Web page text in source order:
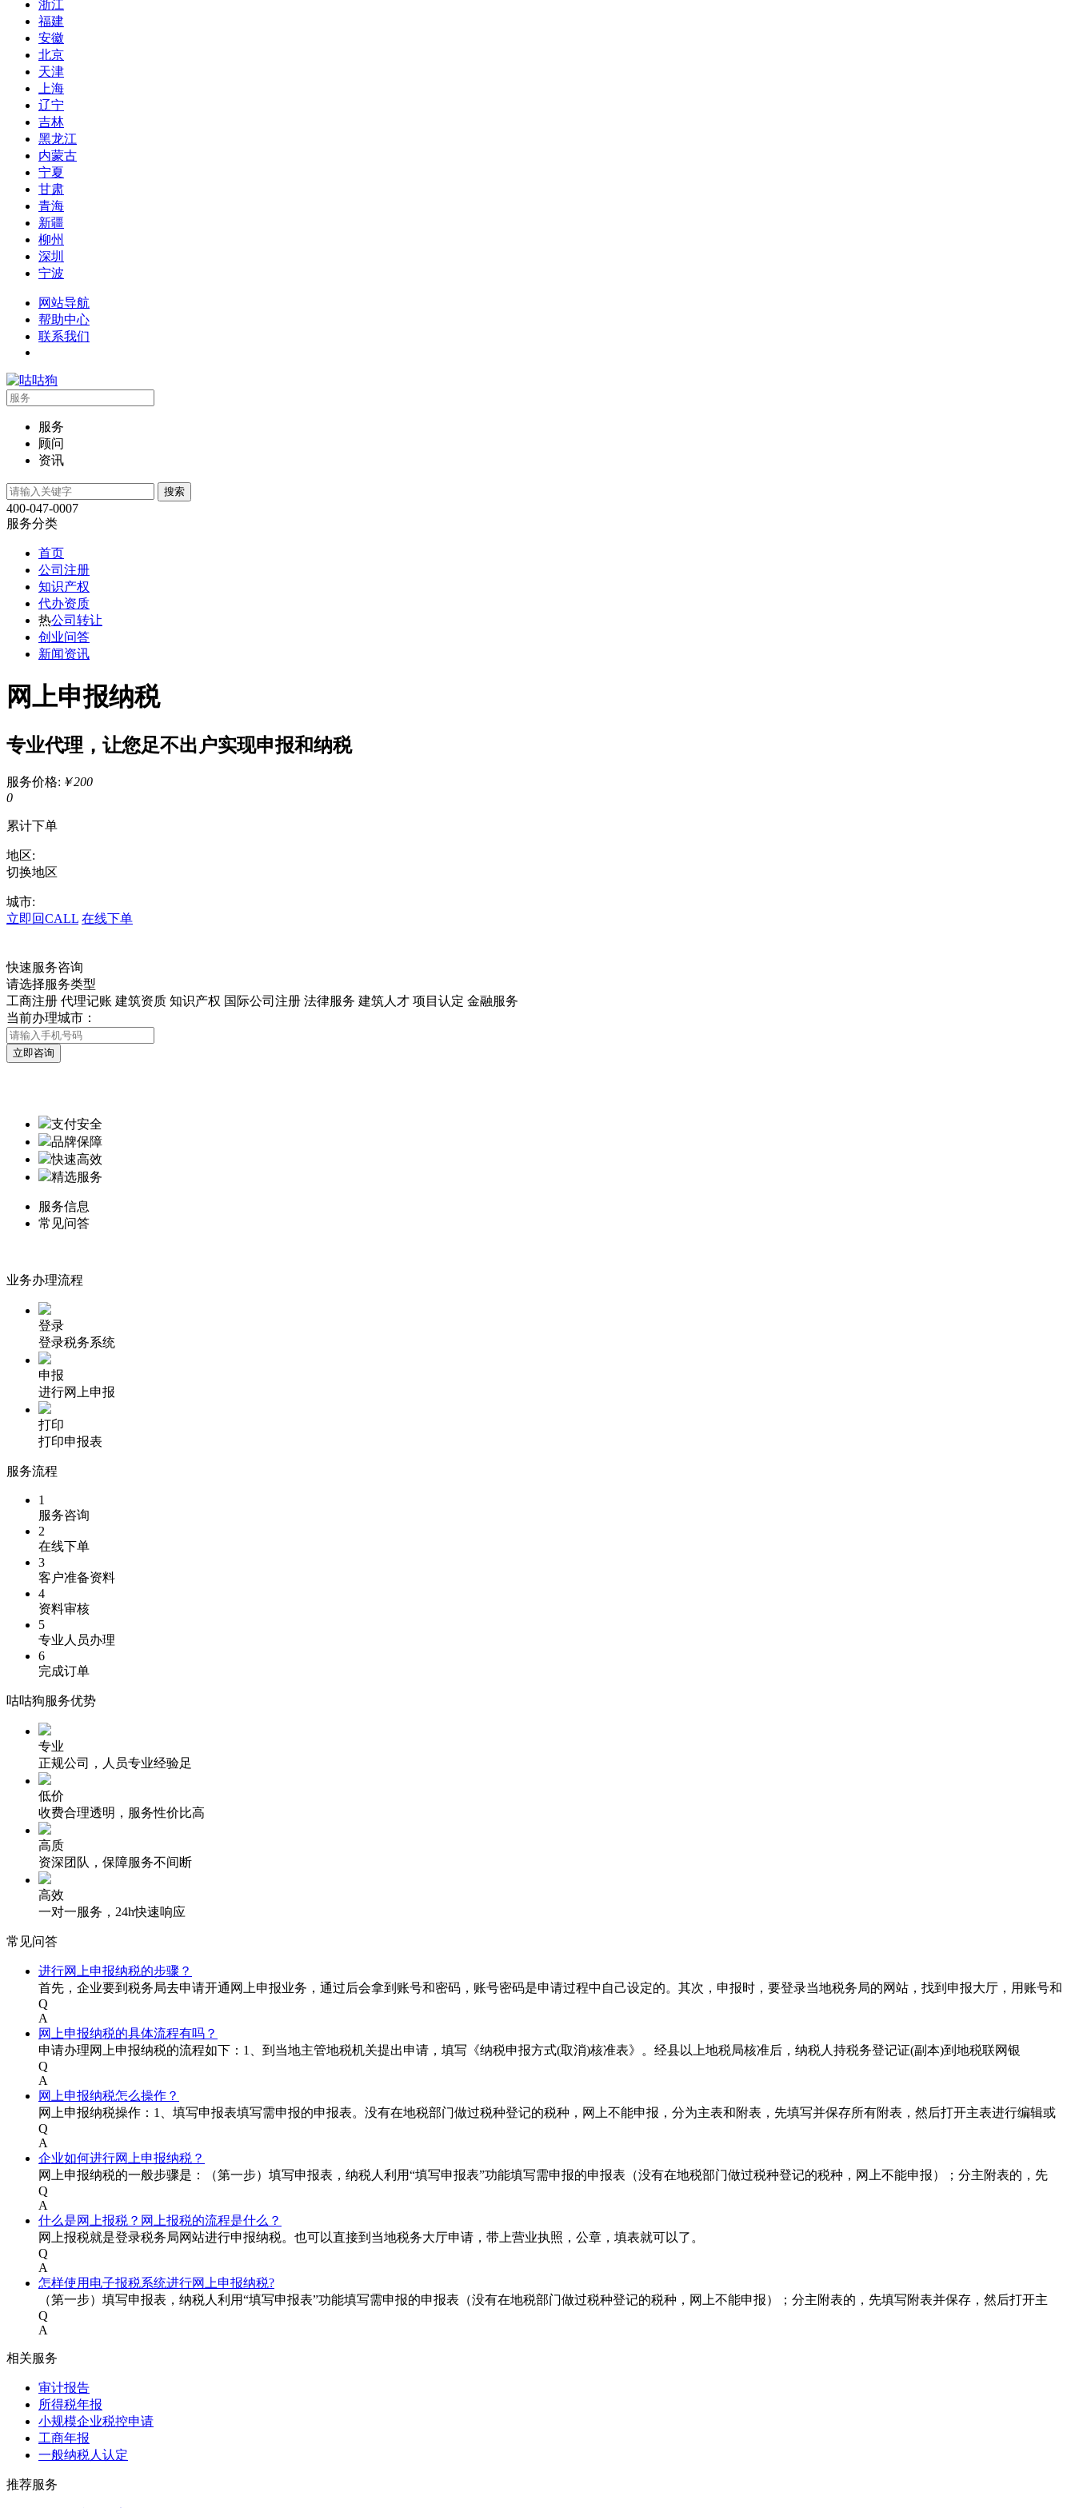
浙江
福建
安徽
北京
天津
上海
辽宁
吉林
黑龙江
内蒙古
宁夏
甘肃
青海
新疆
柳州
深圳
宁波
网站导航
帮助中心
联系我们
服务
顾问
资讯
400-047-0007
服务分类
首页
公司注册
知识产权
代办资质
热公司转让
创业问答
新闻资讯
网上申报纳税
专业代理，让您足不出户实现申报和纳税
服务价格: ￥200
0
累计下单
地区:
切换地区
城市:
立即回CALL 在线下单
快速服务咨询
请选择服务类型
工商注册 代理记账 建筑资质 知识产权 国际公司注册 法律服务 建筑人才 项目认定 金融服务
当前办理城市：
支付安全
品牌保障
快速高效
精选服务
服务信息
常见问答
业务办理流程
登录
登录税务系统
申报
进行网上申报
打印
打印申报表
服务流程
1
服务咨询
2
在线下单
3
客户准备资料
4
资料审核
5
专业人员办理
6
完成订单
咕咕狗服务优势
专业
正规公司，人员专业经验足
低价
收费合理透明，服务性价比高
高质
资深团队，保障服务不间断
高效
一对一服务，24h快速响应
常见问答
进行网上申报纳税的步骤？
首先，企业要到税务局去申请开通网上申报业务，通过后会拿到账号和密码，账号密码是申请过程中自己设定的。其次，申报时，要登录当地税务局的网站，找到申报大厅，用账号和
Q
A
网上申报纳税的具体流程有吗？
申请办理网上申报纳税的流程如下：1、到当地主管地税机关提出申请，填写《纳税申报方式(取消)核准表》。经县以上地税局核准后，纳税人持税务登记证(副本)到地税联网银
Q
A
网上申报纳税怎么操作？
网上申报纳税操作：1、填写申报表填写需申报的申报表。没有在地税部门做过税种登记的税种，网上不能申报，分为主表和附表，先填写并保存所有附表，然后打开主表进行编辑或
Q
A
企业如何进行网上申报纳税？
网上申报纳税的一般步骤是：（第一步）填写申报表，纳税人利用“填写申报表”功能填写需申报的申报表（没有在地税部门做过税种登记的税种，网上不能申报）；分主附表的，先
Q
A
什么是网上报税？网上报税的流程是什么？
网上报税就是登录税务局网站进行申报纳税。也可以直接到当地税务大厅申请，带上营业执照，公章，填表就可以了。
Q
A
怎样使用电子报税系统进行网上申报纳税?
（第一步）填写申报表，纳税人利用“填写申报表”功能填写需申报的申报表（没有在地税部门做过税种登记的税种，网上不能申报）；分主附表的，先填写附表并保存，然后打开主
Q
A
相关服务
审计报告
所得税年报
小规模企业税控申请
工商年报
一般纳税人认定
推荐服务